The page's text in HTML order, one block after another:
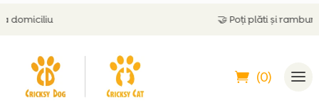
Poți plăti și ramburs
(0)